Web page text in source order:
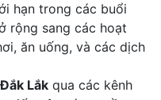
hạn trong các buổi
rộng sang các hoạt
ăn uống, và các dịch
Lắk qua các kênh